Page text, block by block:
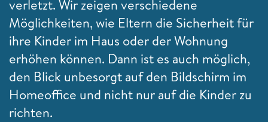
verletzt. Wir zeigen verschiedene
Möglichkeiten, wie Eltern die Sicherheit für
ihre Kinder im Haus oder der Wohnung
erhöhen können. Dann ist es auch möglich,
den Blick unbesorgt auf den Bildschirm im
Homeoffice und nicht nur auf die Kinder zu
richten.